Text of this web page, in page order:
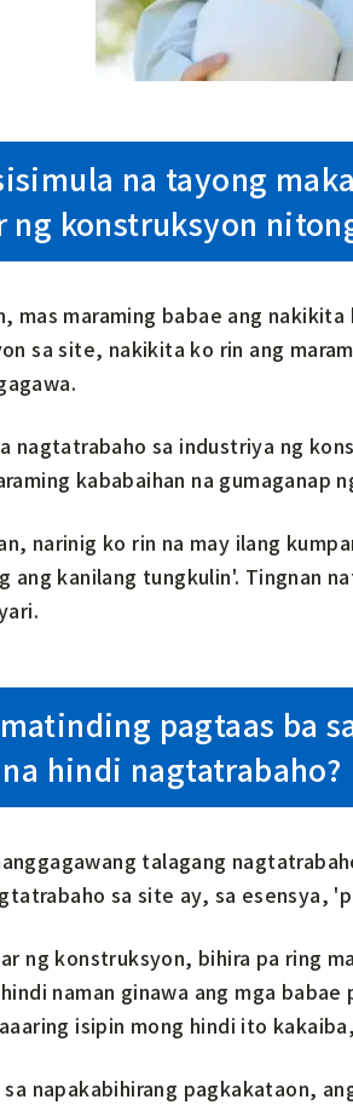
na tayong
ng konstruksyon
mas maraming babae ang
sa site, nakikita ko rin ang
nagtatrabaho sa industriya ng
kababaihan na gumaganap
narinig ko rin na may ilang
ang kanilang tungkulin'. Tingnan
pagtaas ba
hindi nagtatrabaho?
talagang
sa site ay, sa esensya,
ng konstruksyon, bihira pa ring
naman ginawa ang mga
isipin mong hindi ito
sa napakabihirang pagkakataon,